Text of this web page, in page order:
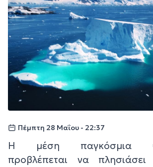
Πέμπτη 28 Μαΐου - 22:37
Η μέση παγκόσμια
προβλέπεται να